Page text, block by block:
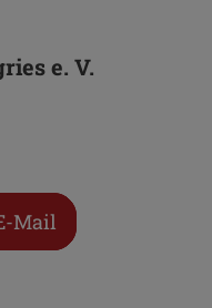
e. V.
Mail